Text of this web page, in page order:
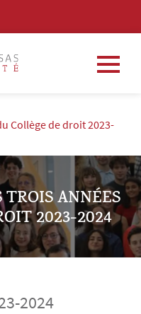
Collège de droit 2023-
ANNÉES
2023-2024
2024